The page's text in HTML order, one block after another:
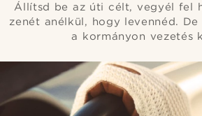
Állítsd be az úti célt, vegyél fel
zenét anélkül, hogy levennéd.
a kormányon vezetés